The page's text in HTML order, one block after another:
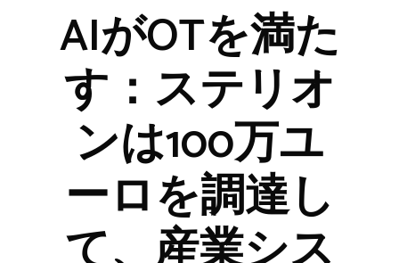
AIがOTを満た
す：ステリオ
ンは100万ユ
ーロを調達し